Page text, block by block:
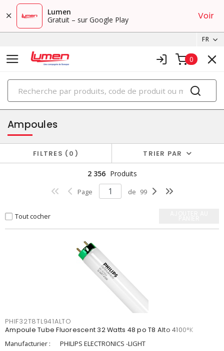
Lumen
Gratuit – sur Google Play
Voir
FR
0
PRODUITS
éclairage
Ampoules
FILTRES 0 TRIER PAR
2 356 Produits
Page de 99
Tout cocher
PHIF32T8TL941ALTO
Ampoule Tube Fluorescent 32 Watts 48 po T8 Alto 4100°K
Manufacturier :
PHILIPS ELECTRONICS -LIGHT